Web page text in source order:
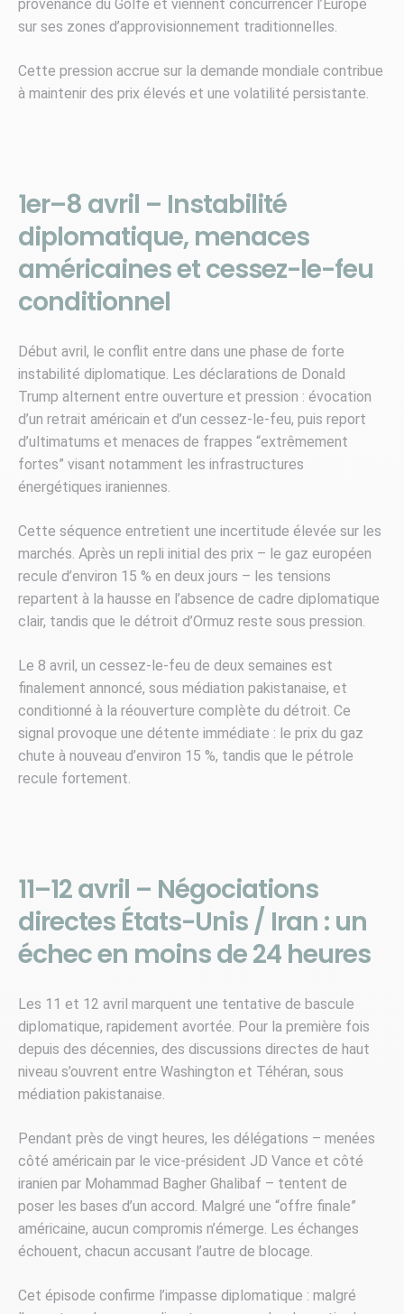
provenance du Golfe et viennent concurrencer l’Europe
sur ses zones d’approvisionnement traditionnelles.
Cette pression accrue sur la demande mondiale contribue
à maintenir des prix élevés et une volatilité persistante.
1er–8 avril – Instabilité
diplomatique, menaces
américaines et cessez-le-feu
conditionnel
Début avril, le conflit entre dans une phase de forte
instabilité diplomatique. Les déclarations de Donald
Trump alternent entre ouverture et pression : évocation
d’un retrait américain et d’un cessez-le-feu, puis report
d’ultimatums et menaces de frappes “extrêmement
fortes” visant notamment les infrastructures
énergétiques iraniennes.
Cette séquence entretient une incertitude élevée sur les
marchés. Après un repli initial des prix – le gaz européen
recule d’environ 15 % en deux jours – les tensions
repartent à la hausse en l’absence de cadre diplomatique
clair, tandis que le détroit d’Ormuz reste sous pression.
Le 8 avril, un cessez-le-feu de deux semaines est
finalement annoncé, sous médiation pakistanaise, et
conditionné à la réouverture complète du détroit. Ce
signal provoque une détente immédiate : le prix du gaz
chute à nouveau d’environ 15 %, tandis que le pétrole
recule fortement.
11–12 avril – Négociations
directes États-Unis / Iran : un
échec en moins de 24 heures
Les 11 et 12 avril marquent une tentative de bascule
diplomatique, rapidement avortée. Pour la première fois
depuis des décennies, des discussions directes de haut
niveau s’ouvrent entre Washington et Téhéran, sous
médiation pakistanaise.
Pendant près de vingt heures, les délégations – menées
côté américain par le vice-président JD Vance et côté
iranien par Mohammad Bagher Ghalibaf – tentent de
poser les bases d’un accord. Malgré une “offre finale”
américaine, aucun compromis n’émerge. Les échanges
échouent, chacun accusant l’autre de blocage.
Cet épisode confirme l’impasse diplomatique : malgré